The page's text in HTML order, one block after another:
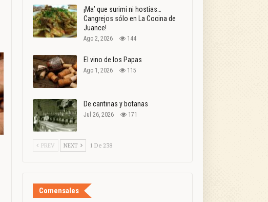
¡Ma’ que surimi ni hostias…
Cangrejos sólo en La Cocina de
Juance!
Ago 2, 2026 144
El vino de los Papas
Ago 1, 2026 115
De cantinas y botanas
Jul 26, 2026 171
PREV NEXT 1 De 238
Comensales